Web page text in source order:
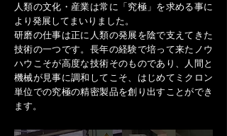
天野研磨も職人の世界であり、指導すること
が苦手な人もいます。しかし、自分から聞き、
見て、学ぼうとする姿勢を持つ人は、やはり成
長が早いと感じます。 教えてもらうのを待つ
のではなく、自分から学びに行く姿勢も、技術
継承に大切なポイントです。 私ももっとＨさ
んからたくさん学び、釣りの腕も磨いていきた
いと思います。...
人類の文化・産業は常に「究極」を求める事に
より発展してまいりました。
研磨の仕事は正に人類の発展を陰で支えてきた
技術の一つです。長年の経験で培って来たノウ
ハウこそが高度な技術そのものであり、人間と
機械が見事に調和してこそ、はじめてミクロン
単位での究極の精密製品を創り出すことができ
ます。